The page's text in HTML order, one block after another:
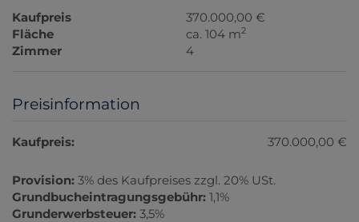
Kaufpreis
370.000,00 €
Fläche
ca. 104 m2
Zimmer 4
Preisinformation
Kaufpreis: 370.000,00 €
Provision: 3% des Kaufpreises zzgl. 20% USt.
Grundbucheintragungsgebühr: 1,1%
Grunderwerbsteuer: 3,5%